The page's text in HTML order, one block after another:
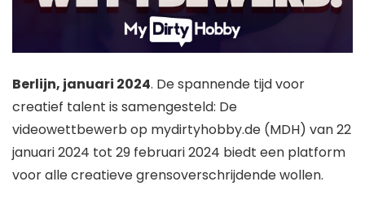
Berlijn, januari 2024. De spannende tijd voor
creatief talent is samengesteld: De
videowettbewerb op mydirtyhobby.de (MDH) van 22
januari 2024 tot 29 februari 2024 biedt een platform
voor alle creatieve grensoverschrijdende wollen.